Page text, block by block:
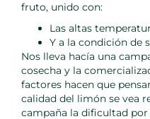
fruto, unido con:
Las altas
Y a la condición de
Nos lleva hacía una
cosecha y la
factores hacen que
calidad del limón se vea
campaña la dificultad